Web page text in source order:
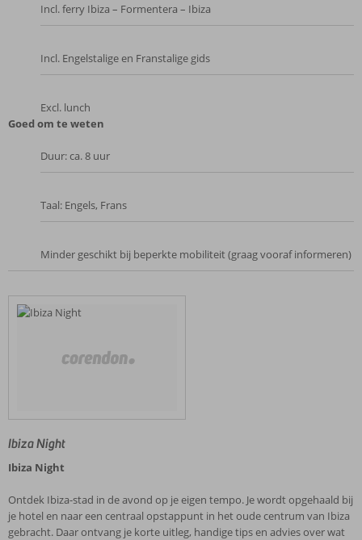
Incl. ferry Ibiza – Formentera – Ibiza
Incl. Engelstalige en Franstalige gids
Excl. lunch
Goed om te weten
Duur: ca. 8 uur
Taal: Engels, Frans
Minder geschikt bij beperkte mobiliteit (graag vooraf informeren)
Ibiza Night
Ibiza Night
Ontdek Ibiza-stad in de avond op je eigen tempo. Je wordt opgehaald bij
je hotel en naar een centraal opstappunt in het oude centrum van Ibiza
gebracht. Daar ontvang je korte uitleg, handige tips en advies over wat